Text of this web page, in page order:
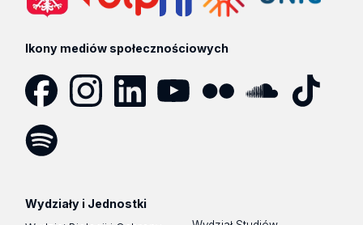
Ikony mediów społecznościowych
Wydziały i Jednostki